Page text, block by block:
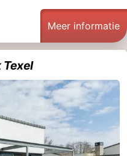
Meer informatie